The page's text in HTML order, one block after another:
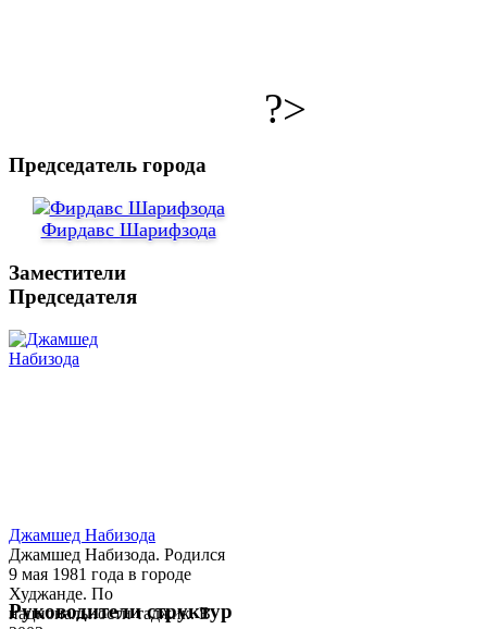
?>
Председатель города
Фирдавс Шарифзода
Заместители
Председателя
Джамшед Набизода
Джамшед Набизода. Родился
9 мая 1981 года в городе
Худжанде. По
национальности таджик. В
Руководители структур